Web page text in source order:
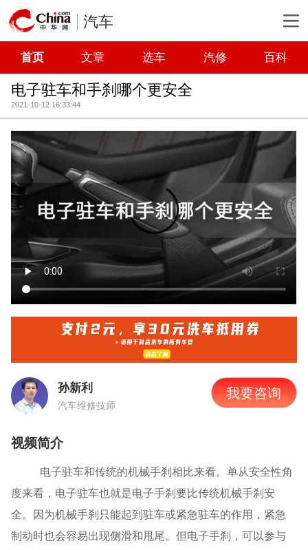
汽车
首页 文章 选车 汽修 百科
电子驻车和手刹哪个更安全
2021-10-12 16:33:44
孙新利
汽车维修技师
我要咨询
视频简介
电子驻车和传统的机械手刹相比来看。单从安全性角
度来看，电子驻车也就是电子手刹要比传统机械手刹安
全。因为机械手刹只能起到驻车或紧急驻车的作用，紧急
制动时也会容易出现侧滑和甩尾。但电子手刹，可以参与